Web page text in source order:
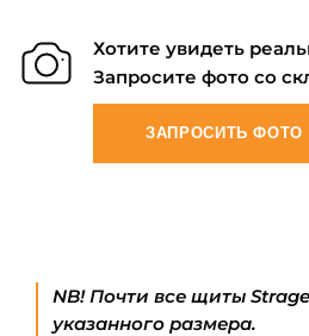
Хотите увидеть
Запросите фото со
ЗАПРОСИТЬ ФОТО
NB! Почти все щиты
указанного размера.